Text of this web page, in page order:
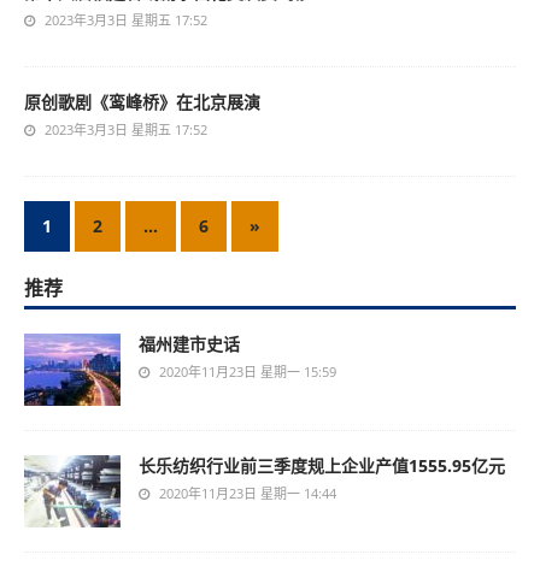
2023年3月3日 星期五 17:52
原创歌剧《鸾峰桥》在北京展演
2023年3月3日 星期五 17:52
1 2 … 6 »
推荐
福州建市史话
2020年11月23日 星期一 15:59
长乐纺织行业前三季度规上企业产值1555.95亿元
2020年11月23日 星期一 14:44